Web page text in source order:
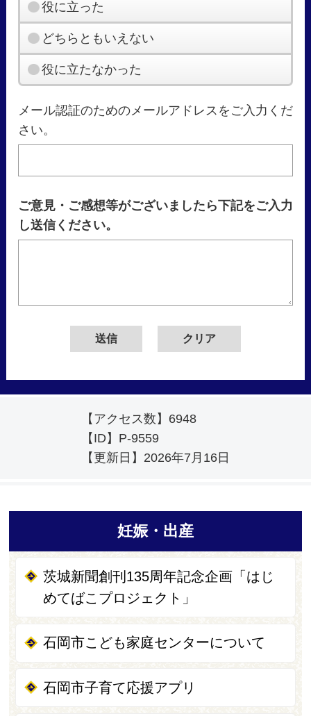
役に立った
どちらともいえない
役に立たなかった
メール認証のためのメールアドレスをご入力くだ
さい。
ご意見・ご感想等がございましたら下記をご入力
し送信ください。
【アクセス数】 6948
【ID】 P-9559
【更新日】 2026年7月16日
妊娠・出産
茨城新聞創刊135周年記念企画「はじ
めてばこプロジェクト」
石岡市こども家庭センターについて
石岡市子育て応援アプリ